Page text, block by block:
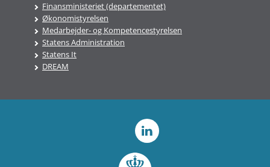
Finansministeriet (departementet)
Økonomistyrelsen
Medarbejder- og Kompetencestyrelsen
Statens Administration
Statens It
DREAM
LinkedIn